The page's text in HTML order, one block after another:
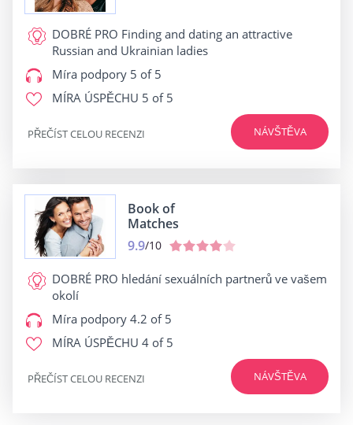
DOBRÉ PRO Finding and dating an attractive
Russian and Ukrainian ladies
Míra podpory 5 of 5
MÍRA ÚSPĚCHU 5 of 5
NÁVŠTĚVA
PŘEČÍST CELOU RECENZI
Book of
Matches
9.9/10
DOBRÉ PRO hledání sexuálních partnerů ve vašem
okolí
Míra podpory 4.2 of 5
MÍRA ÚSPĚCHU 4 of 5
NÁVŠTĚVA
PŘEČÍST CELOU RECENZI